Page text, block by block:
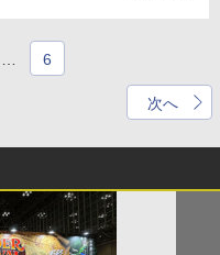
6
次へ